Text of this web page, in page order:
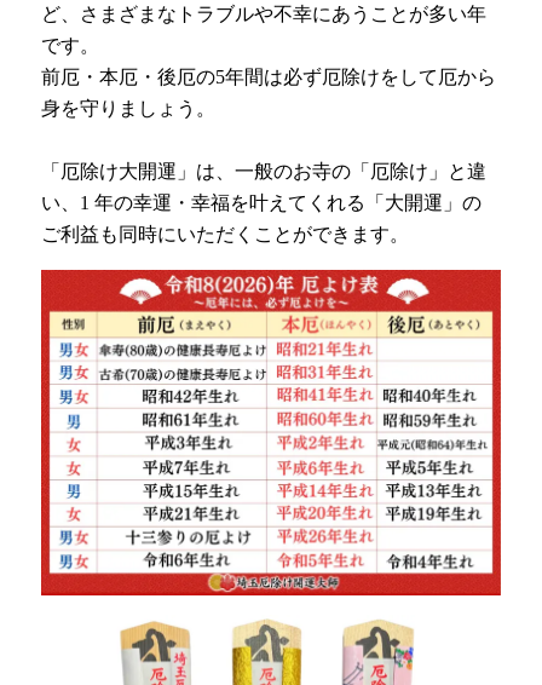
ど、さまざまなトラブルや不幸にあうことが多い年
です。
前厄・本厄・後厄の5年間は必ず厄除けをして厄から
身を守りましょう。
「厄除け大開運」は、一般のお寺の「厄除け」と違
い、1 年の幸運・幸福を叶えてくれる「大開運」の
ご利益も同時にいただくことができます。